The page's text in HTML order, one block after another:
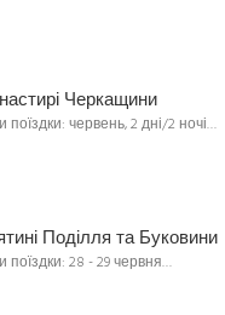
Черкащини
поїздки: червень, 2 дні/2 ночі…
Поділля та Буковини
поїздки: 28 - 29 червня…